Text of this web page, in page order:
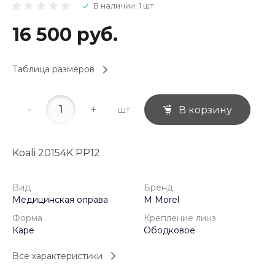
В наличии: 1 шт
16 500 руб.
Таблица размеров
- + шт. В корзину
Koali 20154K PP12
Вид
Медицинская оправа
Бренд
M Morel
Форма
Каре
Крепление линз
Ободковое
Все характеристики